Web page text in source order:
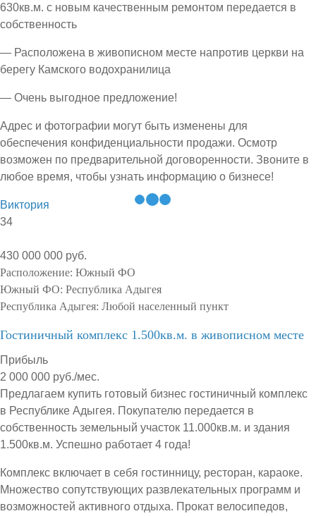
630кв.м. с новым качественным ремонтом передается в
собственность
— Расположена в живописном месте напротив церкви на
берегу Камского водохранилица
— Очень выгодное предложение!
Адрес и фотографии могут быть изменены для
обеспечения конфиденциальности продажи. Осмотр
возможен по предварительной договоренности. Звоните в
любое время, чтобы узнать информацию о бизнесе!
Виктория
34
430 000 000 руб.
Расположение: Южный ФО
Южный ФО: Республика Адыгея
Республика Адыгея: Любой населенный пункт
Гостиничный комплекс 1.500кв.м. в живописном месте
Прибыль
2 000 000 руб./мес.
Предлагаем купить готовый бизнес гостиничный комплекс
в Республике Адыгея. Покупателю передается в
собственность земельный участок 11.000кв.м. и здания
1.500кв.м. Успешно работает 4 года!
Комплекс включает в себя гостинницу, ресторан, караоке.
Множество сопутствующих развлекательных программ и
возможностей активного отдыха. Прокат велосипедов,